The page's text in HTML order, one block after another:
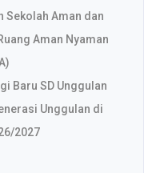
Sekolah Aman dan
Aman Nyaman
Baru SD Unggulan
Unggulan di
2027